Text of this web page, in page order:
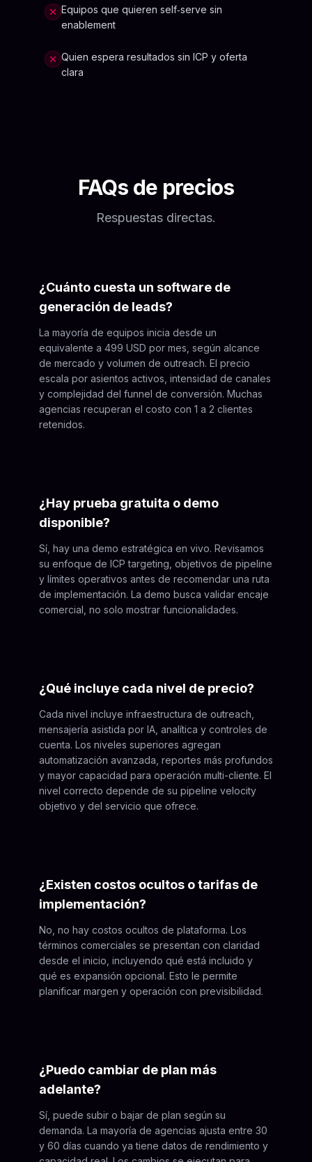
Equipos que quieren self‑serve sin
enablement
Quien espera resultados sin ICP y oferta
clara
FAQs de precios
Respuestas directas.
¿Cuánto cuesta un software de
generación de leads?
La mayoría de equipos inicia desde un
equivalente a 499 USD por mes, según alcance
de mercado y volumen de outreach. El precio
escala por asientos activos, intensidad de canales
y complejidad del funnel de conversión. Muchas
agencias recuperan el costo con 1 a 2 clientes
retenidos.
¿Hay prueba gratuita o demo
disponible?
Sí, hay una demo estratégica en vivo. Revisamos
su enfoque de ICP targeting, objetivos de pipeline
y límites operativos antes de recomendar una ruta
de implementación. La demo busca validar encaje
comercial, no solo mostrar funcionalidades.
¿Qué incluye cada nivel de precio?
Cada nivel incluye infraestructura de outreach,
mensajería asistida por IA, analítica y controles de
cuenta. Los niveles superiores agregan
automatización avanzada, reportes más profundos
y mayor capacidad para operación multi-cliente. El
nivel correcto depende de su pipeline velocity
objetivo y del servicio que ofrece.
¿Existen costos ocultos o tarifas de
implementación?
No, no hay costos ocultos de plataforma. Los
términos comerciales se presentan con claridad
desde el inicio, incluyendo qué está incluido y
qué es expansión opcional. Esto le permite
planificar margen y operación con previsibilidad.
¿Puedo cambiar de plan más
adelante?
Sí, puede subir o bajar de plan según su
demanda. La mayoría de agencias ajusta entre 30
y 60 días cuando ya tiene datos de rendimiento y